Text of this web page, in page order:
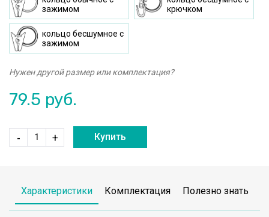
зажимом
крючком
кольцо бесшумное с
зажимом
Нужен другой размер или комплектация?
79.5 руб.
- + Купить
Характеристики Комплектация Полезно знать